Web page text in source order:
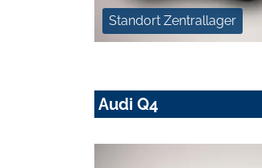
Standort Zentrallager
Audi Q4